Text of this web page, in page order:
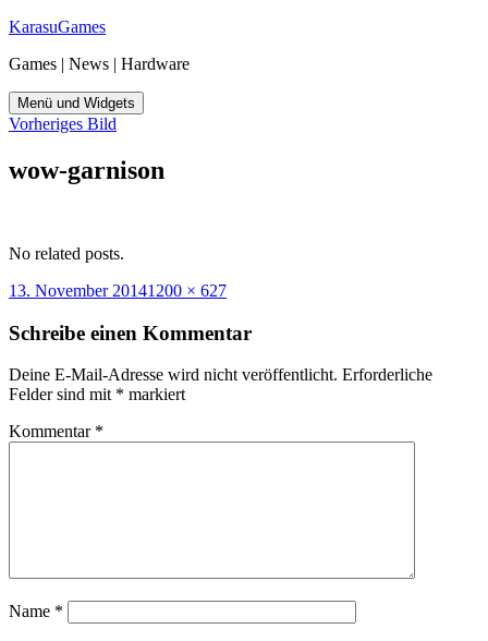
Zum
springen
KarasuGames
Games | News | Hardware
Menü und Widgets
Vorheriges Bild
wow-garnison
No related posts.
Veröffentlicht
13. November 2014Originalgröße
1200 × 627
Schreibe einen Kommentar
Deine E-Mail-Adresse wird nicht veröffentlicht. Erforderliche
Felder sind mit * markiert
Kommentar *
Name *